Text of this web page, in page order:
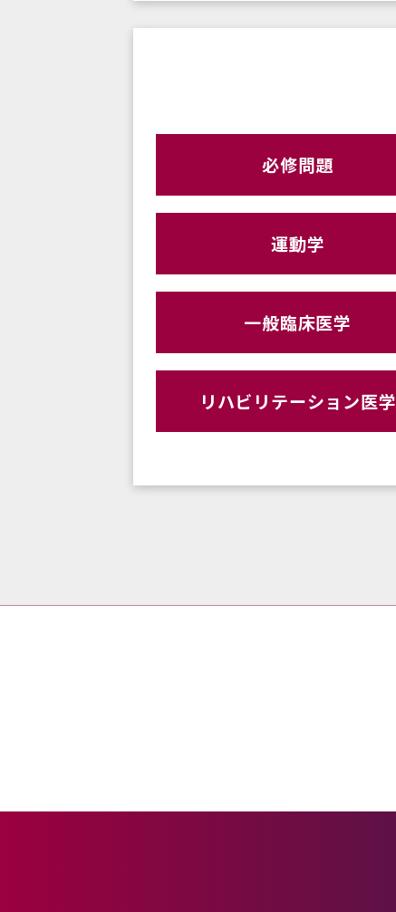
必修問題
運動学
一般臨床医学
リハビリテーション医学